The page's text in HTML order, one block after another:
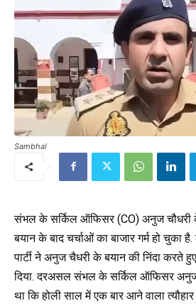
Sambhal
संभल के सर्किल ऑफिसर (CO) अनुज चौधरी
बयान के बाद चर्चाओं का बाजार गर्म हो चुका
पार्टी ने अनुज चैधरी के बयान की निंदा करते
दिया. दरअसल संभल के सर्किल ऑफिसर अनुज
था कि होली साल में एक बार आने वाला